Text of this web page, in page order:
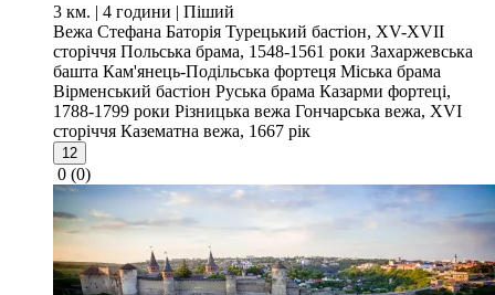
3 км. | 4 години | Піший
Вежа Стефана Баторія Турецький бастіон, XV-XVII
сторіччя Польська брама, 1548-1561 роки Захаржевська
башта Кам'янець-Подільська фортеця Міська брама
Вірменський бастіон Руська брама Казарми фортеці,
1788-1799 роки Різницька вежа Гончарська вежа, XVI
сторіччя Казематна вежа, 1667 рік
12
0 (0)